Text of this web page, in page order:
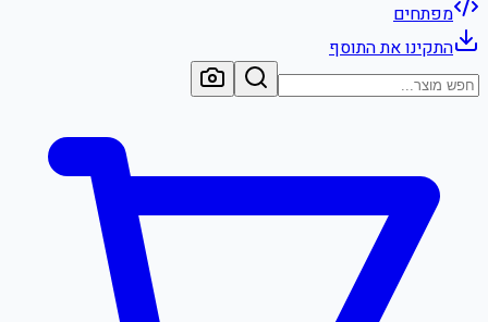
מפתחים
התקינו את התוסף